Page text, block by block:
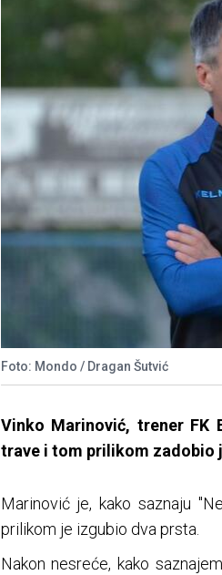
Foto: Mondo / Dragan Šutvić
Vinko Marinović, trener FK
trave i tom prilikom zadobio
Marinović je, kako saznaju
prilikom je izgubio dva prsta.
Nakon nesreće, kako